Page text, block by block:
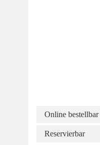
Online bestellbar
Reservierbar